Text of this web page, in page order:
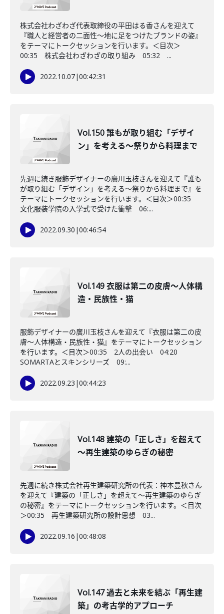
株式会社わざわざ代表取締役の平田はる香さんを迎えて
『職人と経営者の二面性～地に足をつけたブランドの姿』
をテーマにトークセッションを行います。＜目次＞
00:35 株式会社わざわざの取り組み 05:32 ...
2022.10.07|00:42:31
Vol.150 誰もが取り組む「デザイ
ン」を考える～祭りから料理まで
先週に続き服飾デザイナーの廣川玉枝さんを迎えて『誰も
が取り組む「デザイン」を考える～祭りから料理まで』を
テーマにトークセッションを行います。＜目次＞00:35
文化服装学院の入学式で受けた衝撃 06:...
2022.09.30 |00:46:54
Vol.149 衣服は第二の皮膚～人体構
造・民族性・猫
服飾デザイナーの廣川玉枝さんを迎えて『衣服は第二の皮
膚～人体構造・民族性・猫』をテーマにトークセッション
を行います。＜目次＞00:35 2人の出会い 04:20
SOMARTAとスキンシリーズ 09:...
2022.09.23 |00:44:23
Vol.148 建築の「正しさ」を超えて
～再生建築のゆらぎの秘密
先週に続き株式会社再生建築研究所の代表：神本豊秋さん
を迎えて『建築の「正しさ」を超えて～再生建築のゆらぎ
の秘密』をテーマにトークセッションを行います。＜目次
＞00:35 再生建築研究所の設計思想 03...
2022.09.16 |00:48:08
Vol.147 過去と未来を結ぶ「再生建
築」の考古学的アプローチ